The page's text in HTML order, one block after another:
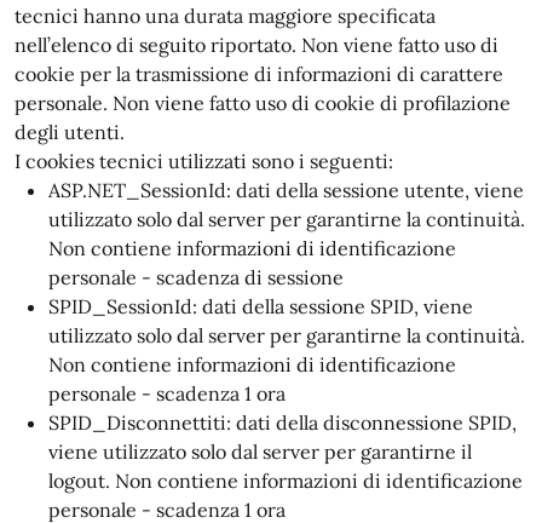
tecnici hanno una durata maggiore specificata
nell’elenco di seguito riportato. Non viene fatto uso di
cookie per la trasmissione di informazioni di carattere
personale. Non viene fatto uso di cookie di profilazione
degli utenti.
I cookies tecnici utilizzati sono i seguenti:
ASP.NET_SessionId: dati della sessione utente, viene
utilizzato solo dal server per garantirne la continuità.
Non contiene informazioni di identificazione
personale - scadenza di sessione
SPID_SessionId: dati della sessione SPID, viene
utilizzato solo dal server per garantirne la continuità.
Non contiene informazioni di identificazione
personale - scadenza 1 ora
SPID_Disconnettiti: dati della disconnessione SPID,
viene utilizzato solo dal server per garantirne il
logout. Non contiene informazioni di identificazione
personale - scadenza 1 ora